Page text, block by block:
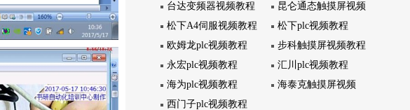
台达变频器视频教程
昆仑通态触摸屏视频
松下A4伺服视频教程
松下plc视频教程
欧姆龙plc视频教程
步科触摸屏视频教程
永宏plc视频教程
汇川plc视频教程
海为plc视频教程
海泰克触摸屏视频
西门子plc视频教程